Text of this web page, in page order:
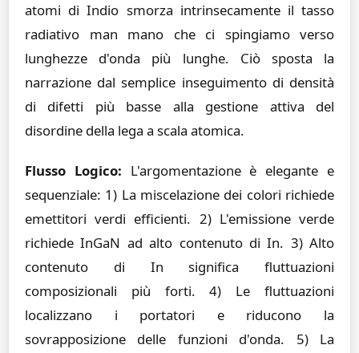
atomi di Indio smorza intrinsecamente il tasso
radiativo man mano che ci spingiamo verso
lunghezze d'onda più lunghe. Ciò sposta la
narrazione dal semplice inseguimento di densità
di difetti più basse alla gestione attiva del
disordine della lega a scala atomica.
Flusso Logico: L'argomentazione è elegante e
sequenziale: 1) La miscelazione dei colori richiede
emettitori verdi efficienti. 2) L'emissione verde
richiede InGaN ad alto contenuto di In. 3) Alto
contenuto di In significa fluttuazioni
composizionali più forti. 4) Le fluttuazioni
localizzano i portatori e riducono la
sovrapposizione delle funzioni d'onda. 5) La